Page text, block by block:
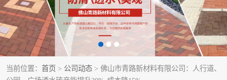
当前位置： 首页 > 公司动态 > 佛山市青路新材料有限公司：人行道、